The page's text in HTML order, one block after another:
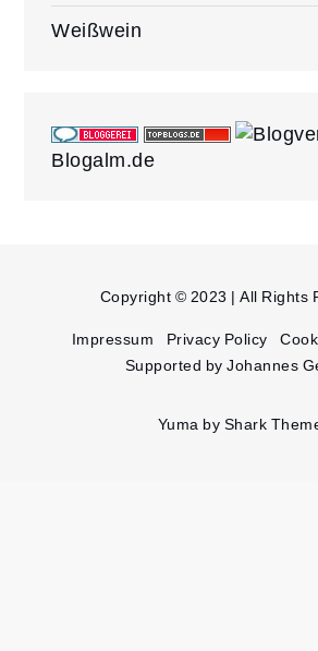
Weißwein
Blogalm.de
Copyright © 2023 | All Rights
Impressum Privacy Policy
Supported by Johannes
Yuma by Shark